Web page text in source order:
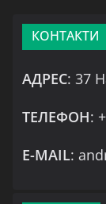
КОНТАКТИ
АДРЕС: 37
ТЕЛЕФОН:
Е-MAIL: